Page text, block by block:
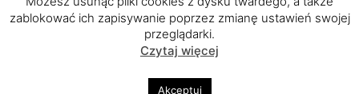
Parafia Rzymskokatolicka p.w. św.
Kazimierza Królewicza w Przybówce
Rzeszowska
zablokować ich zapisywanie poprzez zmianę ustawień swojej
przeglądarki.
Czytaj więcej
Akceptuj